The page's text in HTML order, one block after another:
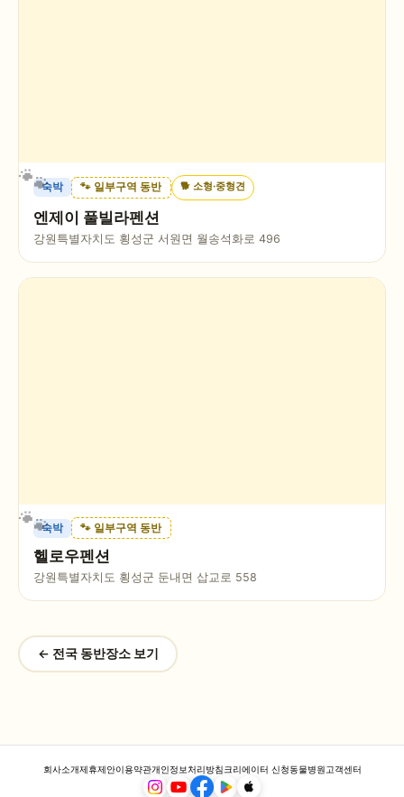
숙박 🐾 일부구역 동반 🐕 소형·중형견
엔제이 풀빌라펜션
강원특별자치도 횡성군 서원면 월송석화로 496
숙박 🐾 일부구역 동반
헬로우펜션
강원특별자치도 횡성군 둔내면 삽교로 558
← 전국 동반장소 보기
회사소개제휴제안이용약관개인정보처리방침크리에이터 신청동물병원고객센터